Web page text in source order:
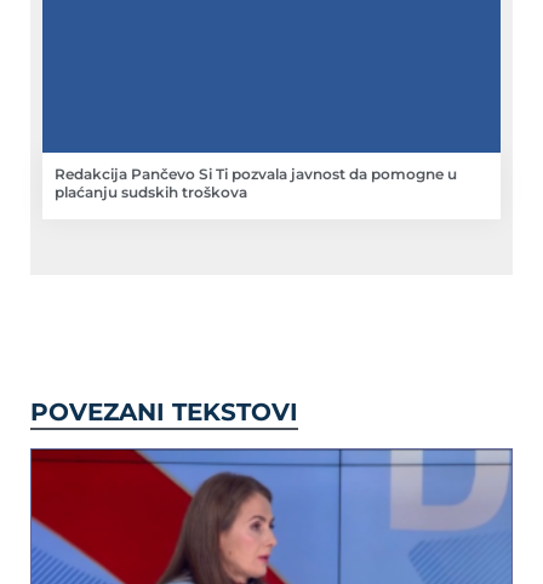
Redakcija Pančevo Si Ti pozvala javnost da pomogne u
plaćanju sudskih troškova
POVEZANI TEKSTOVI